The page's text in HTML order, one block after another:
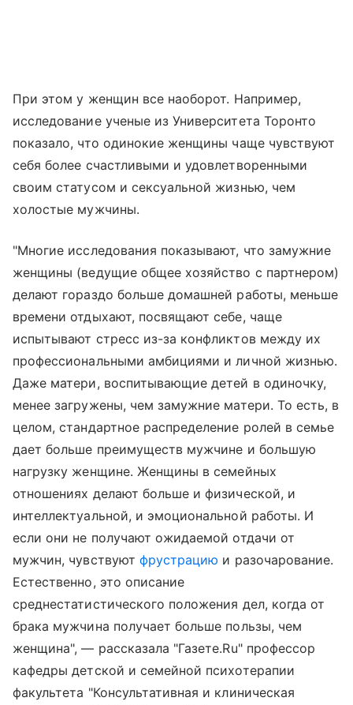
При этом у женщин все наоборот. Например,
исследование ученые из Университета Торонто
показало, что одинокие женщины чаще чувствуют
себя более счастливыми и удовлетворенными
своим статусом и сексуальной жизнью, чем
холостые мужчины.
"Многие исследования показывают, что замужние
женщины (ведущие общее хозяйство с партнером)
делают гораздо больше домашней работы, меньше
времени отдыхают, посвящают себе, чаще
испытывают стресс из-за конфликтов между их
профессиональными амбициями и личной жизнью.
Даже матери, воспитывающие детей в одиночку,
менее загружены, чем замужние матери. То есть, в
целом, стандартное распределение ролей в семье
дает больше преимуществ мужчине и большую
нагрузку женщине. Женщины в семейных
отношениях делают больше и физической, и
интеллектуальной, и эмоциональной работы. И
если они не получают ожидаемой отдачи от
мужчин, чувствуют фрустрацию и разочарование.
Естественно, это описание
среднестатистического положения дел, когда от
брака мужчина получает больше пользы, чем
женщина", — рассказала "Газете.Ru" профессор
кафедры детской и семейной психотерапии
факультета "Консультативная и клиническая